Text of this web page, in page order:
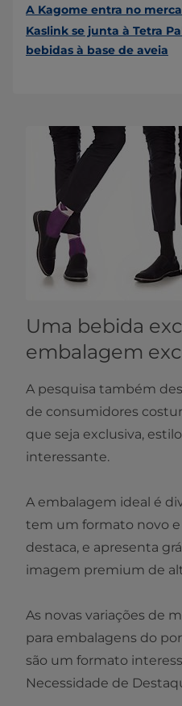
A Kagome entra no
Kaslink se junta à Tetra
bebidas à base de aveia
Uma bebida
embalagem
A pesquisa também
de consumidores
que seja exclusiva,
interessante.
A embalagem ideal é
tem um formato novo
destaca, e apresenta
imagem premium de
As novas variações de
para embalagens do
são um formato
Necessidade de